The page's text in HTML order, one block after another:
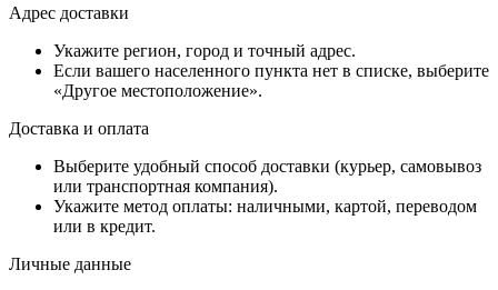
Адрес доставки
Укажите регион, город и точный адрес.
Если вашего населенного пункта нет в списке, выберите
«Другое местоположение».
Доставка и оплата
Выберите удобный способ доставки (курьер, самовывоз
или транспортная компания).
Укажите метод оплаты: наличными, картой, переводом
или в кредит.
Личные данные